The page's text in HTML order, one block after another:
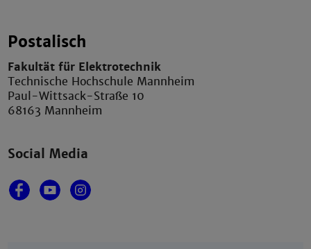
Postalisch
Fakultät für Elektrotechnik
Technische Hochschule Mannheim
Paul-Wittsack-Straße 10
68163 Mannheim
Social Media